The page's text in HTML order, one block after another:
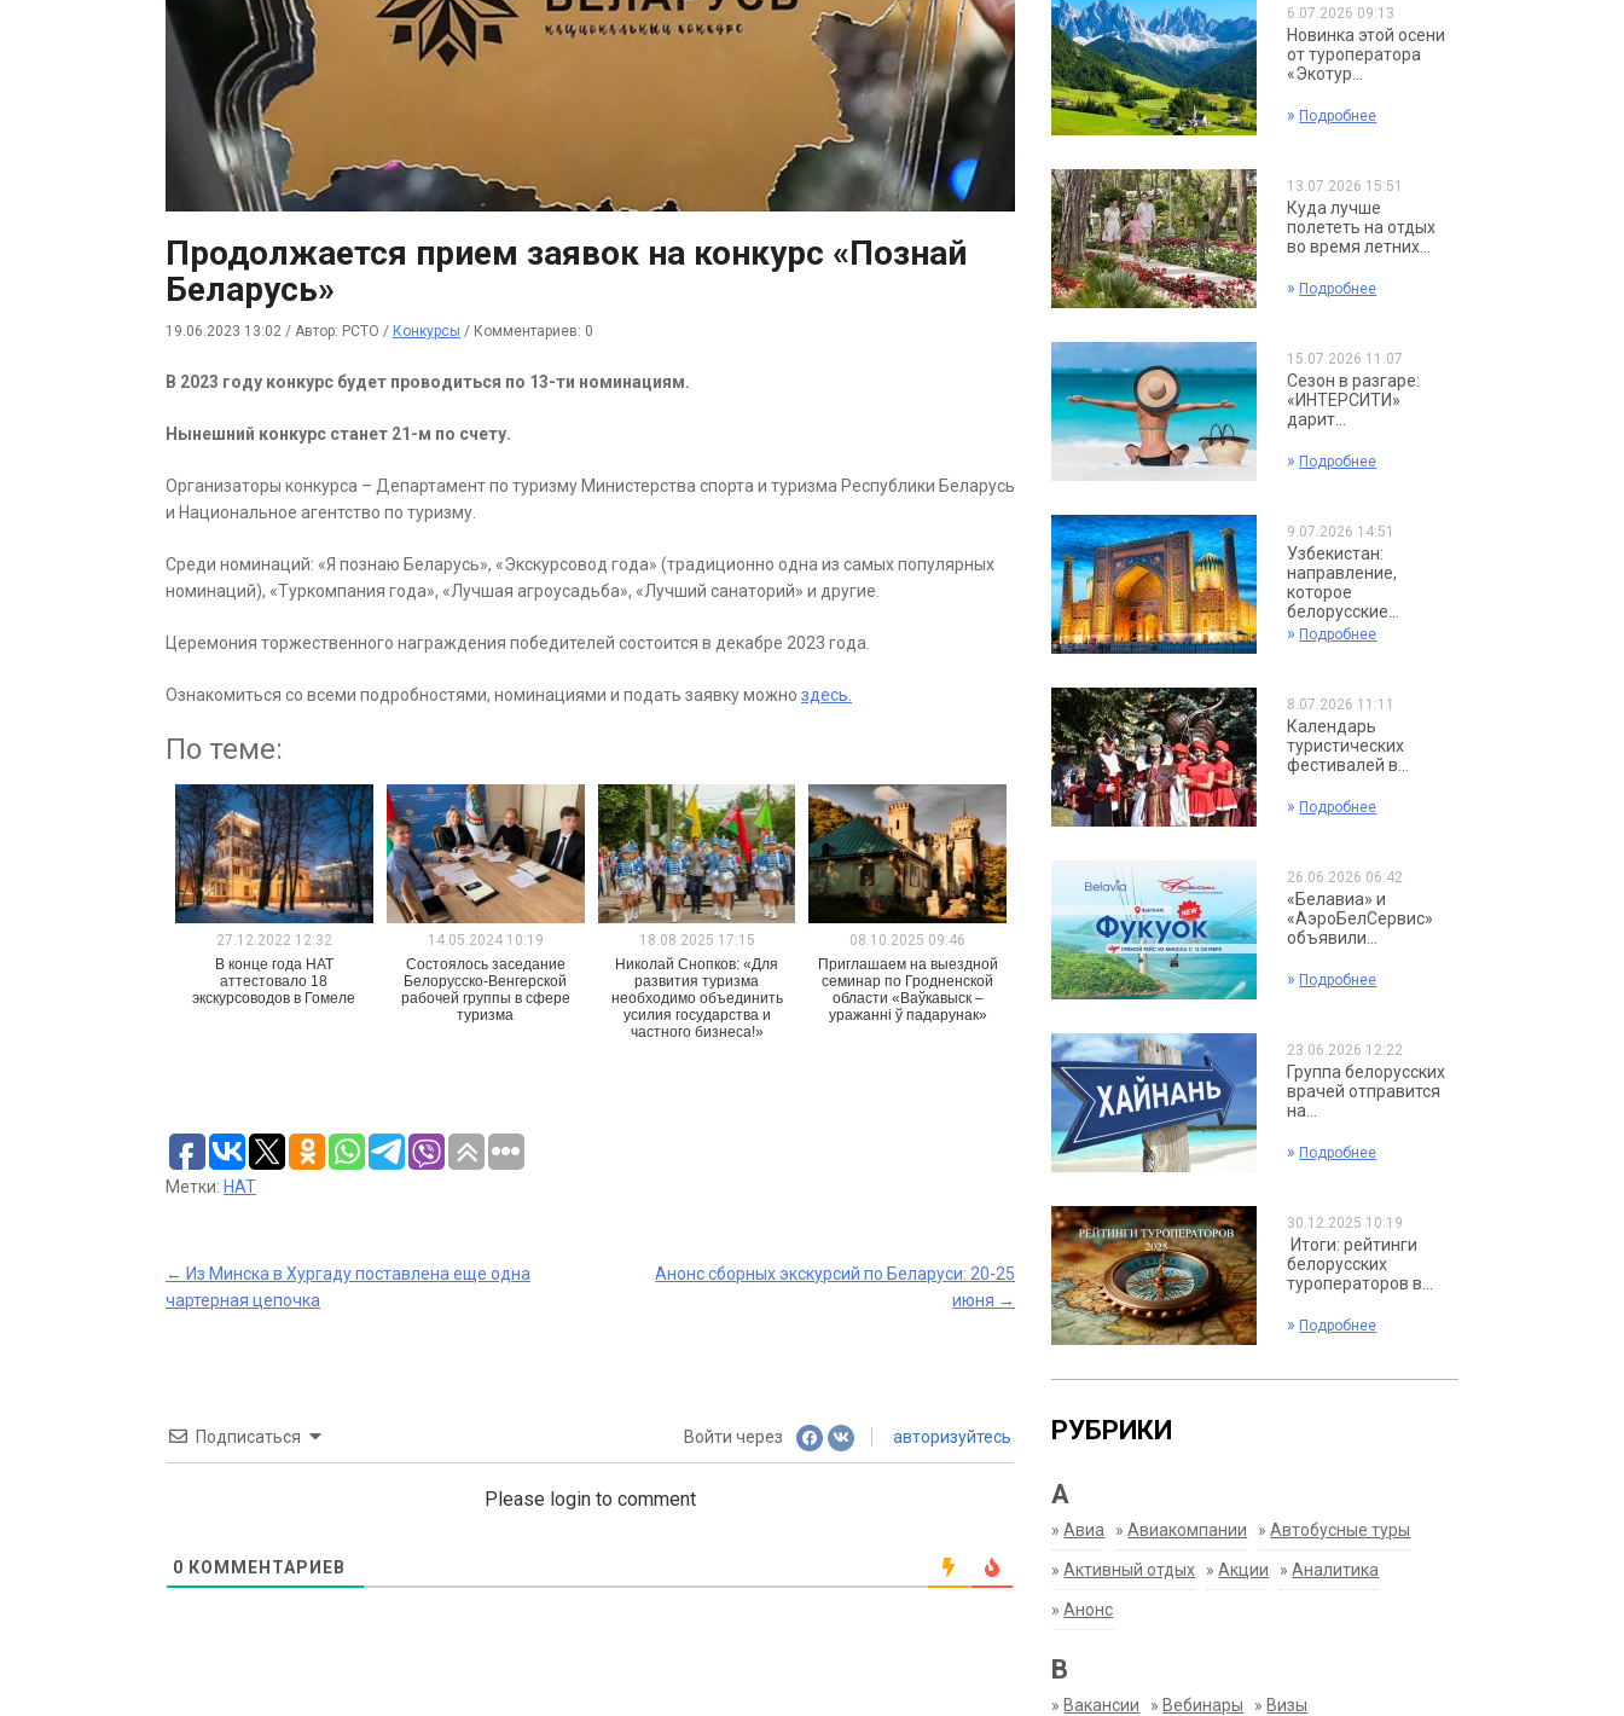
Продолжается прием заявок на конкурс «Познай
Беларусь»
19.06.2023 13:02 / Автор: РСТО / Конкурсы / Комментариев: 0
В 2023 году конкурс будет проводиться по 13-ти номинациям.
Нынешний конкурс станет 21-м по счету.
Организаторы конкурса – Департамент по туризму Министерства спорта и туризма Республики Беларусь
и Национальное агентство по туризму.
Среди номинаций: «Я познаю Беларусь», «Экскурсовод года» (традиционно одна из самых популярных
номинаций), «Туркомпания года», «Лучшая агроусадьба», «Лучший санаторий» и другие.
Церемония торжественного награждения победителей состоится в декабре 2023 года.
Ознакомиться со всеми подробностями, номинациями и подать заявку можно здесь.
По теме:
27.12.2022 12:32
В конце года НАТ
аттестовало 18
экскурсоводов в Гомеле
14.05.2024 10:19
Состоялось заседание
Белорусско-Венгерской
рабочей группы в сфере
туризма
18.08.2025 17:15
Николай Снопков: «Для
развития туризма
необходимо объединить
усилия государства и
частного бизнеса!»
08.10.2025 09:46
Приглашаем на выездной
семинар по Гродненской
области «Ваўкавыск –
уражанні ў падарунак»
Метки: НАТ
Post
← Из Минска в Хургаду поставлена еще одна
чартерная цепочка
Анонс сборных экскурсий по Беларуси: 20-25
июня →
Подписаться Войти через авторизуйтесь
Please login to comment
0 КОММЕНТАРИЕВ
6.07.2026 09:13
Новинка этой осени
от туроператора
«Экотур...
» Подробнее
13.07.2026 15:51
Куда лучше
полететь на отдых
во время летних...
» Подробнее
15.07.2026 11:07
Сезон в разгаре:
«ИНТЕРСИТИ»
дарит...
» Подробнее
9.07.2026 14:51
Узбекистан:
направление,
которое
белорусские...
» Подробнее
8.07.2026 11:11
Календарь
туристических
фестивалей в...
» Подробнее
26.06.2026 06:42
«Белавиа» и
«АэроБелСервис»
объявили...
» Подробнее
23.06.2026 12:22
Группа белорусских
врачей отправится
на...
» Подробнее
30.12.2025 10:19
Итоги: рейтинги
белорусских
туроператоров в...
» Подробнее
РУБРИКИ
А
»Авиа »Авиакомпании »Автобусные туры
»Активный отдых »Акции »Аналитика
»Анонс
В
» Вакансии » Вебинары » Визы